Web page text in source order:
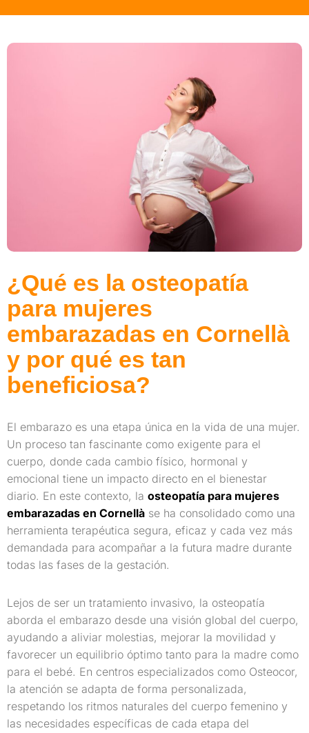
¿Qué es la osteopatía
para mujeres
embarazadas en Cornellà
y por qué es tan
beneficiosa?
El embarazo es una etapa única en la vida de una mujer.
Un proceso tan fascinante como exigente para el
cuerpo, donde cada cambio físico, hormonal y
emocional tiene un impacto directo en el bienestar
diario. En este contexto, la osteopatía para mujeres
embarazadas en Cornellà se ha consolidado como una
herramienta terapéutica segura, eficaz y cada vez más
demandada para acompañar a la futura madre durante
todas las fases de la gestación.
Lejos de ser un tratamiento invasivo, la osteopatía
aborda el embarazo desde una visión global del cuerpo,
ayudando a aliviar molestias, mejorar la movilidad y
favorecer un equilibrio óptimo tanto para la madre como
para el bebé. En centros especializados como Osteocor,
la atención se adapta de forma personalizada,
respetando los ritmos naturales del cuerpo femenino y
las necesidades específicas de cada etapa del